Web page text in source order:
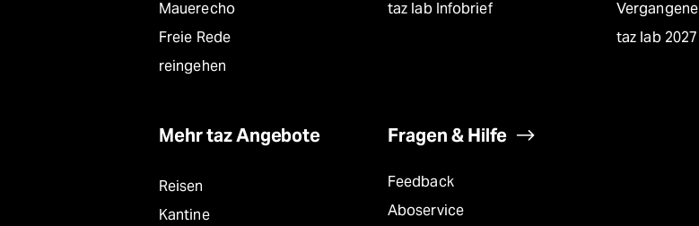
Mauerecho
Freie Rede
reingehen
taz lab Infobrief
Vergangene
taz lab 2027
Mehr taz Angebote
Reisen
Kantine
Fragen & Hilfe
Feedback
Aboservice